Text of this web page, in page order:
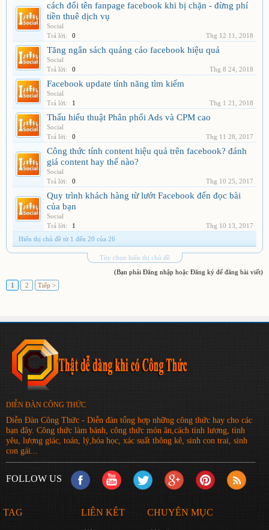
cách đổi tên fanpage facebook khi bị chặn - đừng phí
tiền thuê dịch vụ
Social
Trả lời:
0 Thg 12 11, 2018
Tăng ngân sách quảng cáo facebook hiệu quả
Social
Trả lời:
0 Thg 8 24, 2018
Facebook update tính năng tìm kiếm
Social
Trả lời:
1 Thg 1 21, 2018
Thấu hiểu thuật Phân phối Ads và CPM cao
Social
Trả lời:
0 Thg 11 28, 2017
Công thức tính content hiệu quả trên facebook? đánh
giá content hay thế nào?
Social
Trả lời:
0 Thg 10 25, 2017
Quy trình khách hàng từ lướt Facebook đến đọc bài
của bạn
Social
Trả lời:
1
Thg 10 13, 2017
Hiển thị chủ đề từ 1 đến 20 của 26
Tùy chọn hiển thị chủ đề
(Bạn phải Đăng nhập hoặc Đăng ký để đăng bài viết)
1
2 Tiếp >
DIỄN ĐÀN CÔNG THỨC
Diễn Đàn Công Thức - Diễn đàn tổng hợp những công thức hay cho các
bạn đây. Công thức làm bánh, công thức món ăn,cách tính lương, tình
yêu, lượng giác, toán, lý,hóa học, xác suất thông kê, sinh con trai, sinh
con gái...
FOLLOW US
TAG LIÊN KẾT CHUYÊN MỤC